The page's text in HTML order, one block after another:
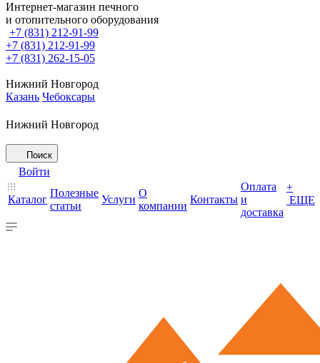
Интернет-магазин печного
и отопительного оборудования
+7 (831) 212-91-99
+7 (831) 212-91-99
+7 (831) 262-15-05
Нижний Новгород
Казань Чебоксары
Нижний Новгород
Поиск
Войти
Каталог
Полезные
статьи
Услуги
О
компании
Контакты
Оплата
и
доставка
+
ЕЩЕ